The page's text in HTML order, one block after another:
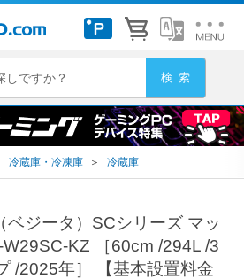
冷蔵庫・冷凍庫 ＞ 冷蔵庫
ベジータ）SCシリーズ マッ
W29SC-KZ ［60cm /294L /3
/2025年］ 【基本設置料金